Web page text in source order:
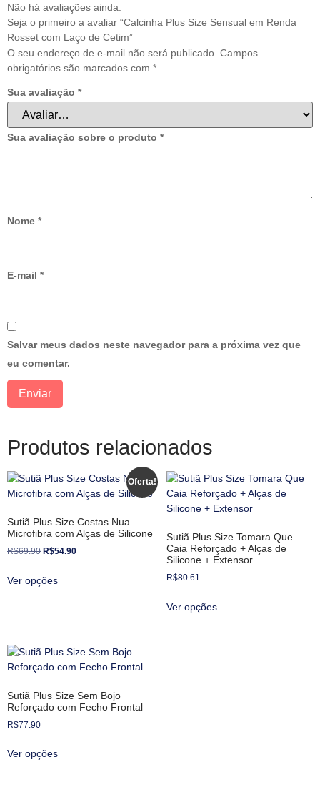
Não há avaliações ainda.
Seja o primeiro a avaliar “Calcinha Plus Size Sensual em Renda
Rosset com Laço de Cetim”
O seu endereço de e-mail não será publicado. Campos
obrigatórios são marcados com *
Sua avaliação *
Sua avaliação sobre o produto *
Nome *
E-mail *
Salvar meus dados neste navegador para a próxima vez que
eu comentar.
Produtos relacionados
Oferta!
Sutiã Plus Size Costas Nua
Microfibra com Alças de Silicone
R$69.90 R$54.90
Ver opções
Sutiã Plus Size Tomara Que
Caia Reforçado + Alças de
Silicone + Extensor
R$80.61
Ver opções
Sutiã Plus Size Sem Bojo
Reforçado com Fecho Frontal
R$77.90
Ver opções